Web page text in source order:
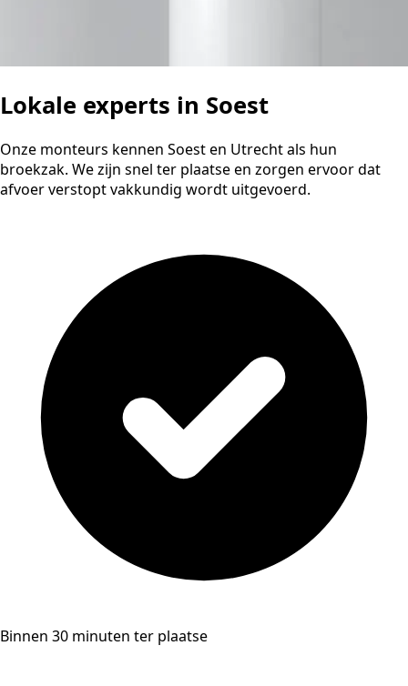
Lokale experts in Soest
Onze monteurs kennen Soest en Utrecht als hun
broekzak. We zijn snel ter plaatse en zorgen ervoor dat
afvoer verstopt vakkundig wordt uitgevoerd.
Binnen 30 minuten ter plaatse